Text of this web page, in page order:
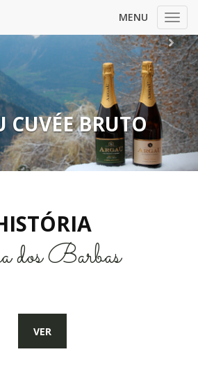
MENU
CUVÉE BRUTO
dos Barbas
VER